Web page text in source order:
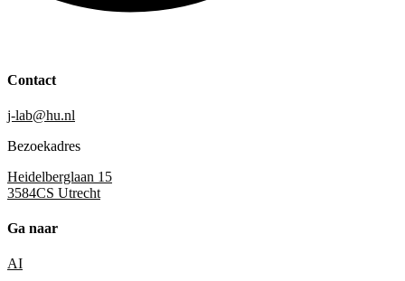
Contact
j-lab@hu.nl
Bezoekadres
Heidelberglaan 15
3584CS Utrecht
Ga naar
AI